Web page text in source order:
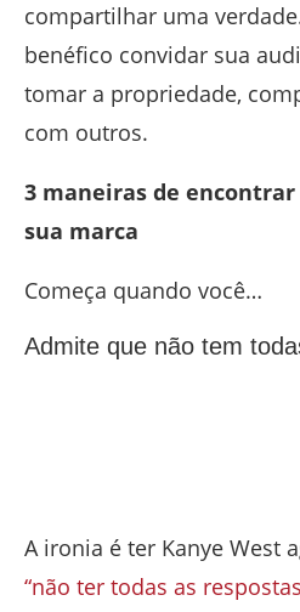
compartilhar uma
benéfico convidar sua
tomar a propriedade,
com outros.
3 maneiras de
sua marca
Começa quando você…
Admite que não tem
A ironia é ter Kanye West
“não ter todas as